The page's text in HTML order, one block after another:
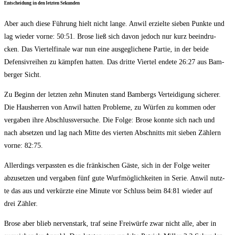
Ent­schei­dung in den letz­ten Sekunden
Aber auch die­se Füh­rung hielt nicht lan­ge. Anwil erziel­te sie­ben Punk­te und
lag wie­der vor­ne: 50:51. Bro­se ließ sich davon jedoch nur kurz beein­dru­
cken. Das Vier­tel­fi­na­le war nun eine aus­ge­gli­che­ne Par­tie, in der bei­de
Defen­siv­rei­hen zu kämp­fen hat­ten. Das drit­te Vier­tel ende­te 26:27 aus Bam­
ber­ger Sicht.
Zu Beginn der letz­ten zehn Minu­ten stand Bam­bergs Ver­tei­di­gung siche­rer.
Die Haus­her­ren von Anwil hat­ten Pro­ble­me, zu Wür­fen zu kom­men oder
ver­ga­ben ihre Abschluss­ver­su­che. Die Fol­ge: Bro­se konn­te sich nach und
nach abset­zen und lag nach Mit­te des vier­ten Abschnitts mit sie­ben Zäh­lern
vor­ne: 82:75.
Aller­dings ver­pass­ten es die frän­ki­schen Gäs­te, sich in der Fol­ge wei­ter
abzu­set­zen und ver­ga­ben fünf gute Wurf­mög­lich­kei­ten in Serie. Anwil nutz­
te das aus und ver­kürz­te eine Minu­te vor Schluss beim 84:81 wie­der auf
drei Zähler.
Bro­se aber blieb ner­ven­stark, traf sei­ne Frei­wür­fe zwar nicht alle, aber in